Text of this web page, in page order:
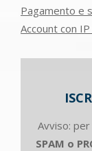
Pagamento e
Account con
Avviso:
SPAM o